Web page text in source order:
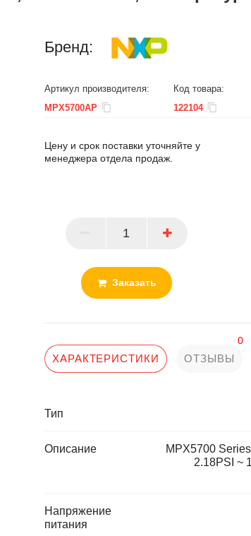
Бренд:
Артикул производителя:
MPX5700AP
Код товара:
122104
Цену и срок поставки уточняйте у
менеджера отдела продаж.
Заказать
ХАРАКТЕРИСТИКИ ОТЗЫВЫ
0
Тип
Описание
MPX5700
2.18PSI ~
Напряжение
питания